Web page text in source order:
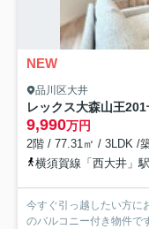
NEW
品川区大井
レックス大森山王201
9,990万円
2階 / 77.31㎡ / 3LDK /
横須賀線「西大井」
今すぐ引っ越したい方に
のバルコニー付き物件で